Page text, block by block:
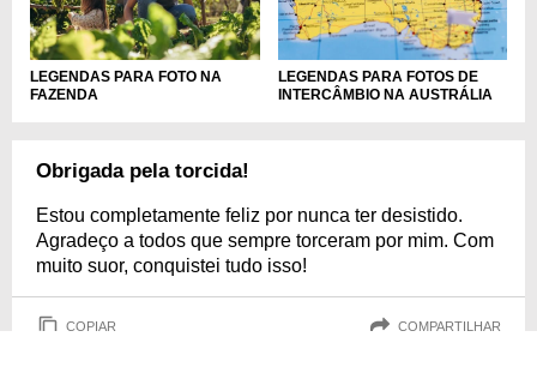
LEGENDAS PARA FOTO NA
FAZENDA
LEGENDAS PARA FOTOS DE
INTERCÂMBIO NA AUSTRÁLIA
Obrigada pela torcida!
Estou completamente feliz por nunca ter desistido.
Agradeço a todos que sempre torceram por mim. Com
muito suor, conquistei tudo isso!
COPIAR COMPARTILHAR